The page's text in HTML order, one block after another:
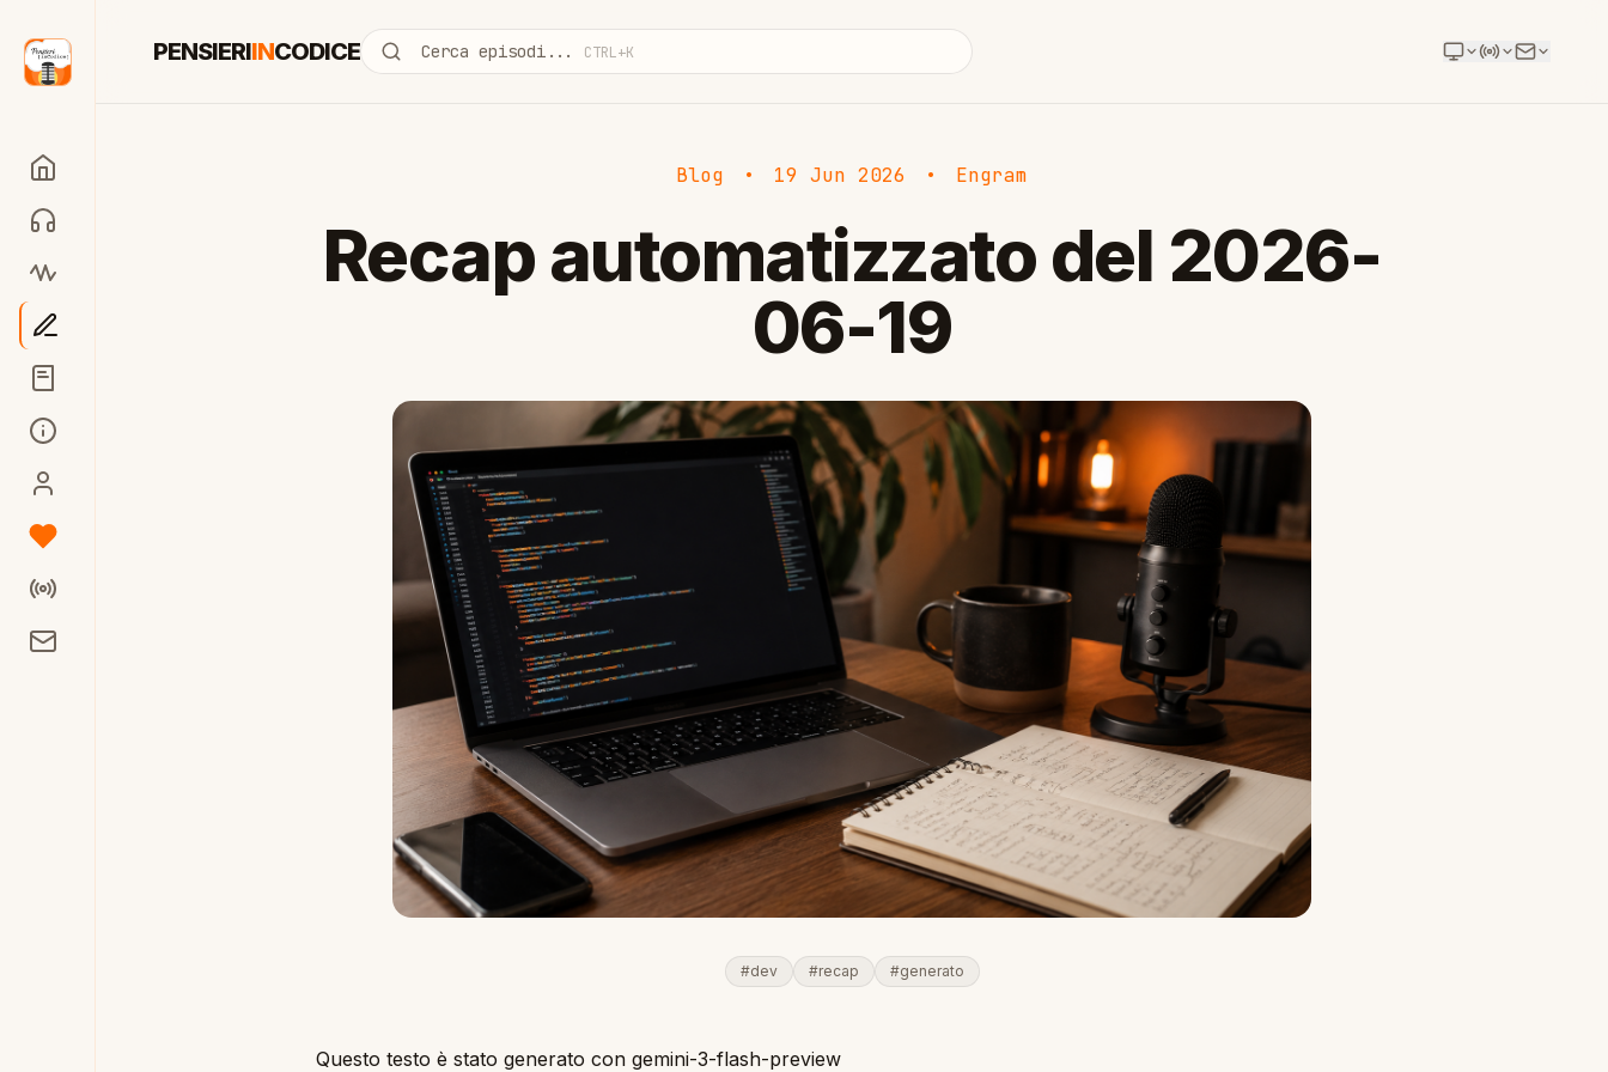
PENSIERIINCODICE Cerca episodi... CTRL+K
Blog • 19 Jun 2026 • Engram
Recap automatizzato del 2026-
06-19
#dev #recap #generato
Questo testo è stato generato con gemini-3-flash-preview